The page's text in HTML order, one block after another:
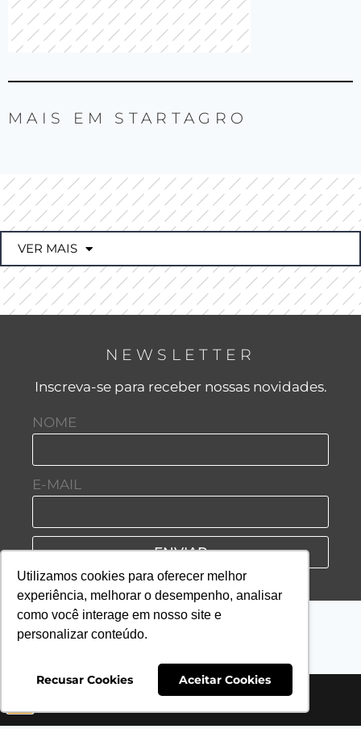
Utilizamos cookies para oferecer melhor
experiência, melhorar o desempenho, analisar
como você interage em nosso site e
personalizar conteúdo.
Recusar Cookies Aceitar Cookies
MAIS EM STARTAGRO
VER MAIS
NEWSLETTER
Inscreva-se para receber nossas novidades.
NOME
E-MAIL
ENVIAR